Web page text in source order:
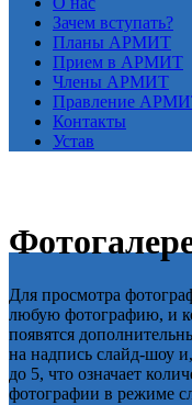
Зачем вступать?
Планы АРМИТ
Прием в АРМИТ
Члены АРМИТ
Правление
Контакты
Устав
Для просмотра
любую фотографию, и
появятся
на надпись слайд-шоу
до 5, что означает
фотографии в режиме